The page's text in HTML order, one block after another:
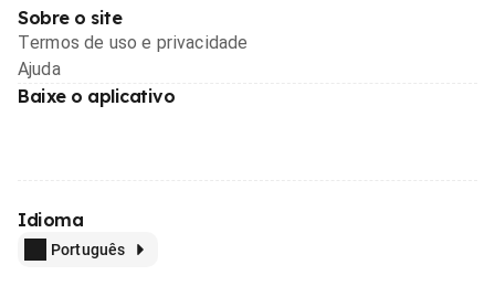
Sobre o site
Termos de uso e privacidade
Ajuda
Baixe o aplicativo
Idioma
Português